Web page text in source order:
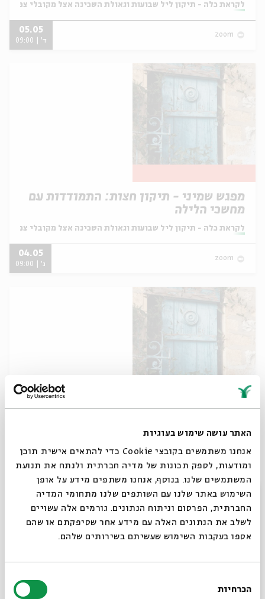
האתר עושה שימוש בעוגיות
אנחנו משתמשים בקובצי Cookie כדי להתאים אישית תוכן
ומודעות, לספק תכונות של מדיה חברתית ולנתח את תנועת
המשתמשים שלנו. בנוסף, אנחנו משתפים מידע על אופן
השימוש באתר שלנו עם השותפים שלנו מתחומי המדיה
החברתית, הפרסום וניתוח הנתונים. גורמים אלה עשויים
לשלב את הנתונים האלה עם מידע אחר שסיפקתם או שהם
אספו בעקבות השימוש שעשיתם בשירותים שלהם.
הסכמה
הכרחיות
מתוך:
לקראת כלה - תיקון ליל שבועות וגאולת השכינה אצל מקובלי צפת
zoom
05.05
ד' | 09:00
מפגש שמיני - תיקון חצות: התמודדות עם
מחשכי הלילה
מתוך:
לקראת כלה - תיקון ליל שבועות וגאולת השכינה אצל מקובלי צפת
zoom
04.05
ג' | 09:00
וגלות ארץ-ישראליים
מתוך:
לקראת כלה - תיקון ליל שבועות וגאולת השכינה אצל מקובלי צפת
zoom
03.05
סגור